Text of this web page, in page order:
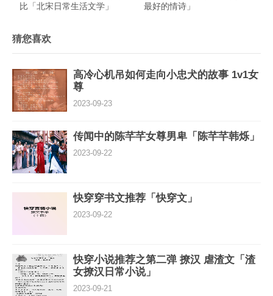
比「北宋日常生活文学」
最好的情诗」
猜您喜欢
高冷心机吊如何走向小忠犬的故事 1v1女
尊
2023-09-23
传闻中的陈芊芊女尊男卑「陈芊芊韩烁」
2023-09-22
快穿穿书文推荐「快穿文」
2023-09-22
快穿小说推荐之第二弹 撩汉 虐渣文「渣
女撩汉日常小说」
2023-09-21